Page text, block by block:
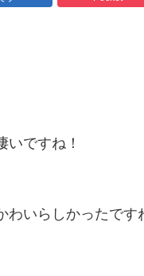
ですね！
わいらしかったです